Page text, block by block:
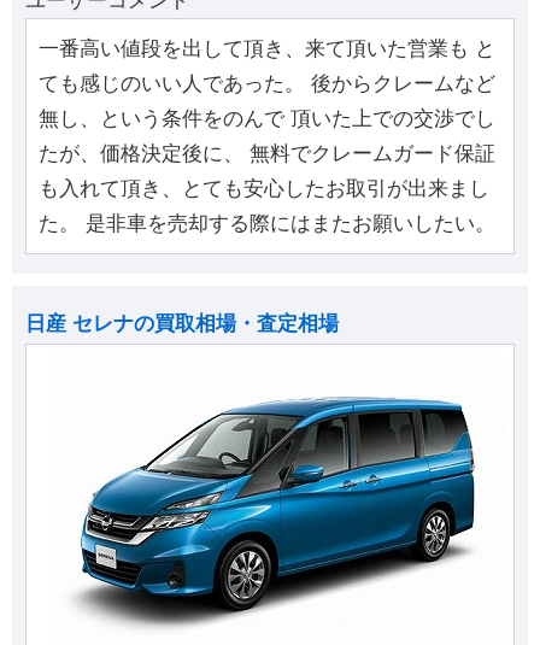
一番高い値段を出して頂き、来て頂いた営業も と
ても感じのいい人であった。 後からクレームなど
無し、という条件をのんで 頂いた上での交渉でし
たが、価格決定後に、 無料でクレームガード保証
も入れて頂き、とても安心したお取引が出来まし
た。 是非車を売却する際にはまたお願いしたい。
日産 セレナの買取相場・査定相場